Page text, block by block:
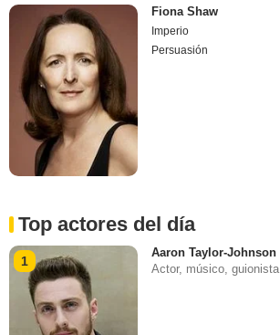
Fiona Shaw
Imperio
Persuasión
Top actores del día
1
Aaron Taylor-Johnson
Actor, músico, guionista